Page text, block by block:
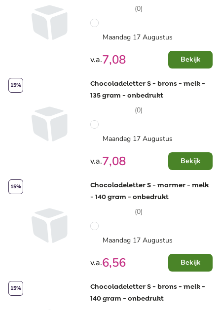
(0)
Maandag 17 Augustus
v.a.7,08 Bekijk
15%
Chocoladeletter S - brons - melk -
135 gram - onbedrukt
(0)
Maandag 17 Augustus
v.a.7,08 Bekijk
15%
Chocoladeletter S - marmer - melk
- 140 gram - onbedrukt
(0)
Maandag 17 Augustus
v.a.6,56 Bekijk
15%
Chocoladeletter S - brons - melk -
140 gram - onbedrukt